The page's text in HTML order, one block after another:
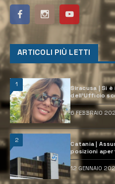
ARTICOLI PIÙ LETTI
1
Siracusa | Si
dell’Ufficio
6 FEBBRAIO
2
Catania |
posizioni
12 GENNAIO